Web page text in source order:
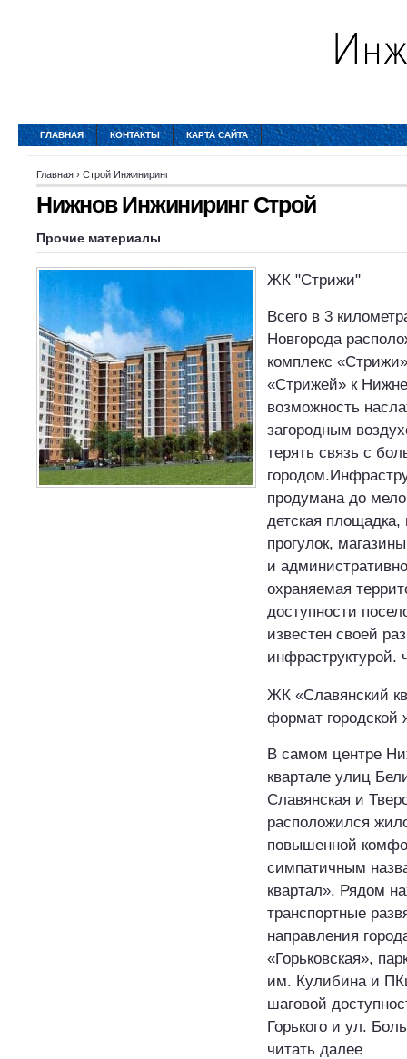
ГЛАВНАЯ КОНТАКТЫ КАРТА САЙТА
Главная › Строй Инжиниринг
Нижнов Инжиниринг Строй
Прочие материалы
ЖК "Стрижи"
Всего в 3
Новгорода
комплекс
«Стрижей» к
возможность
загородным
терять связь с
продумана до
детская площадка,
прогулок,
и
охраняемая
доступности
известен своей
инфраструктурой.
ЖК «Славянский
формат городской
В самом центре
квартале улиц
Славянская и
расположился
повышенной
симпатичным
квартал». Рядом
транспортные
направления
«Горьковская»,
им. Кулибина и
шаговой
Горького и ул.
читать далее